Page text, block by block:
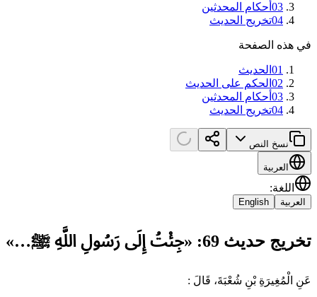
03 أحكام المحدثين
04تخريج الحديث
في هذه الصفحة
01 الحديث
02 الحكم على الحديث
03 أحكام المحدثين
04تخريج الحديث
نسخ النص
العربية
اللغة:
العربية English
تخريج حديث 69: «جِئْتُ إِلَى رَسُولِ اللَّهِ ﷺ…»
عَنِ الْمُغِيرَةِ بْنِ شُعْبَةَ، قَالَ :